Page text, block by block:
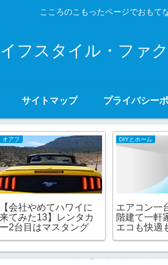
こころのこもったページでおもて
フスタイル・ファ
サイトマップ プライバシー
オアフ
【会社やめてハワイに
来てみた13】レンタカ
ー2台目はマスタング
DIYとホーム
エアコン一
階建て一軒
エコも快適